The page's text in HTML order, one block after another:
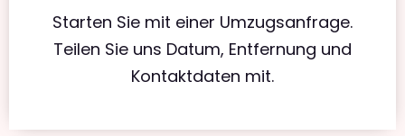
Starten Sie mit einer Umzugsanfrage.
Teilen Sie uns Datum, Entfernung und
Kontaktdaten mit.